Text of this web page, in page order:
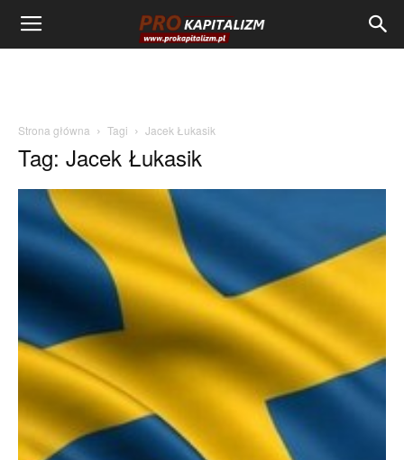
Strona główna Tagi Jacek Łukasik
Tag: Jacek Łukasik